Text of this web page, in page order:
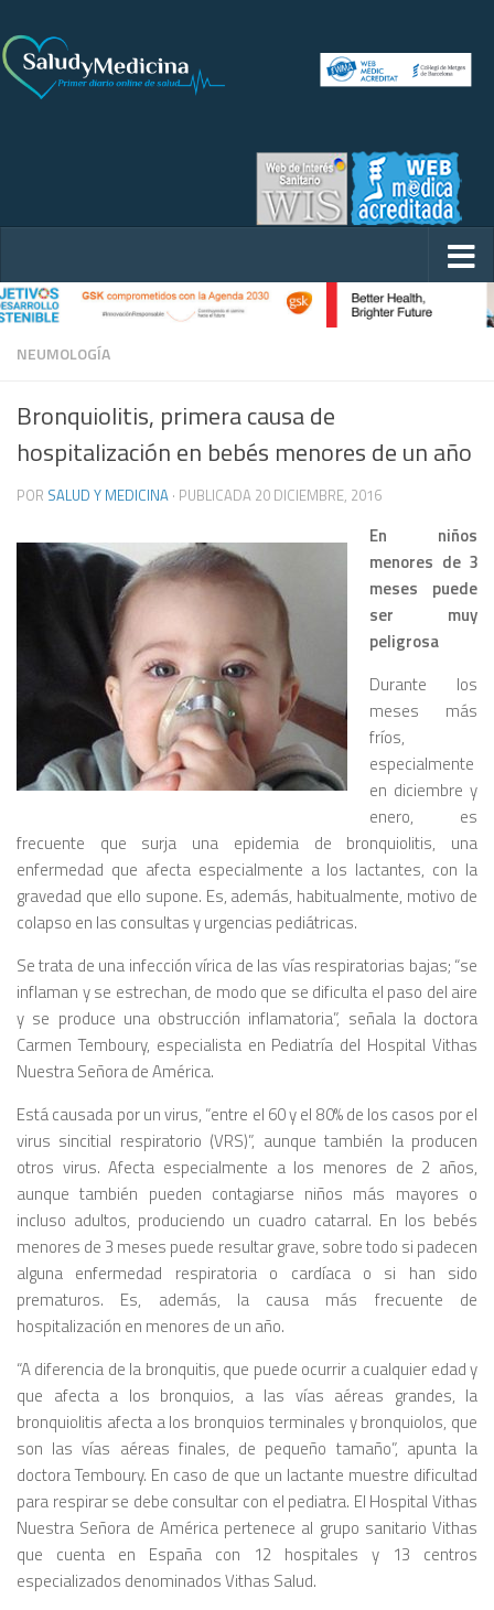
NEUMOLOGÍA
Bronquiolitis, primera causa de
hospitalización en bebés menores de un año
POR SALUD Y MEDICINA · PUBLICADA 20 DICIEMBRE, 2016
En niños
menores de 3
meses puede
ser muy
peligrosa
Durante los
meses más
fríos,
especialmente
en diciembre y
enero, es
frecuente que surja una epidemia de bronquiolitis, una
enfermedad que afecta especialmente a los lactantes, con la
gravedad que ello supone. Es, además, habitualmente, motivo de
colapso en las consultas y urgencias pediátricas.
Se trata de una infección vírica de las vías respiratorias bajas; “se
inflaman y se estrechan, de modo que se dificulta el paso del aire
y se produce una obstrucción inflamatoria”, señala la doctora
Carmen Temboury, especialista en Pediatría del Hospital Vithas
Nuestra Señora de América.
Está causada por un virus, “entre el 60 y el 80% de los casos por el
virus sincitial respiratorio (VRS)”, aunque también la producen
otros virus. Afecta especialmente a los menores de 2 años,
aunque también pueden contagiarse niños más mayores o
incluso adultos, produciendo un cuadro catarral. En los bebés
menores de 3 meses puede resultar grave, sobre todo si padecen
alguna enfermedad respiratoria o cardíaca o si han sido
prematuros. Es, además, la causa más frecuente de
hospitalización en menores de un año.
“A diferencia de la bronquitis, que puede ocurrir a cualquier edad y
que afecta a los bronquios, a las vías aéreas grandes, la
bronquiolitis afecta a los bronquios terminales y bronquiolos, que
son las vías aéreas finales, de pequeño tamaño”, apunta la
doctora Temboury. En caso de que un lactante muestre dificultad
para respirar se debe consultar con el pediatra. El Hospital Vithas
Nuestra Señora de América pertenece al grupo sanitario Vithas
que cuenta en España con 12 hospitales y 13 centros
especializados denominados Vithas Salud.